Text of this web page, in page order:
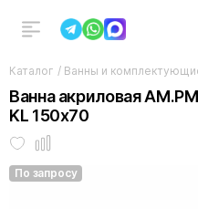
Каталог / Ванны и
Ванна акриловая
KL 150х70
По запросу